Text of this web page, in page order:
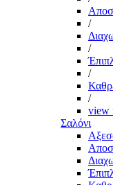
/
/
/
/
view
Σαλόνι